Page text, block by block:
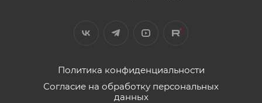
Политика конфиденциальности
Согласие на обработку персональных
данных